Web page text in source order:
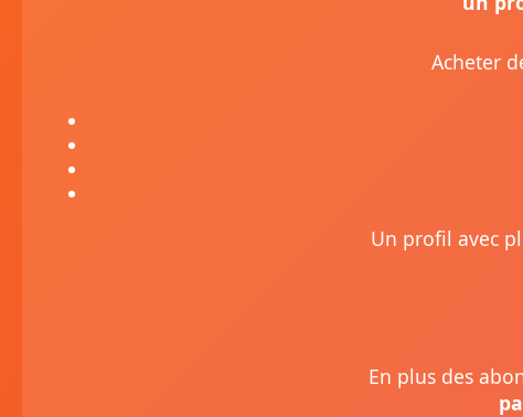
Acheter
Un profil avec
En plus des